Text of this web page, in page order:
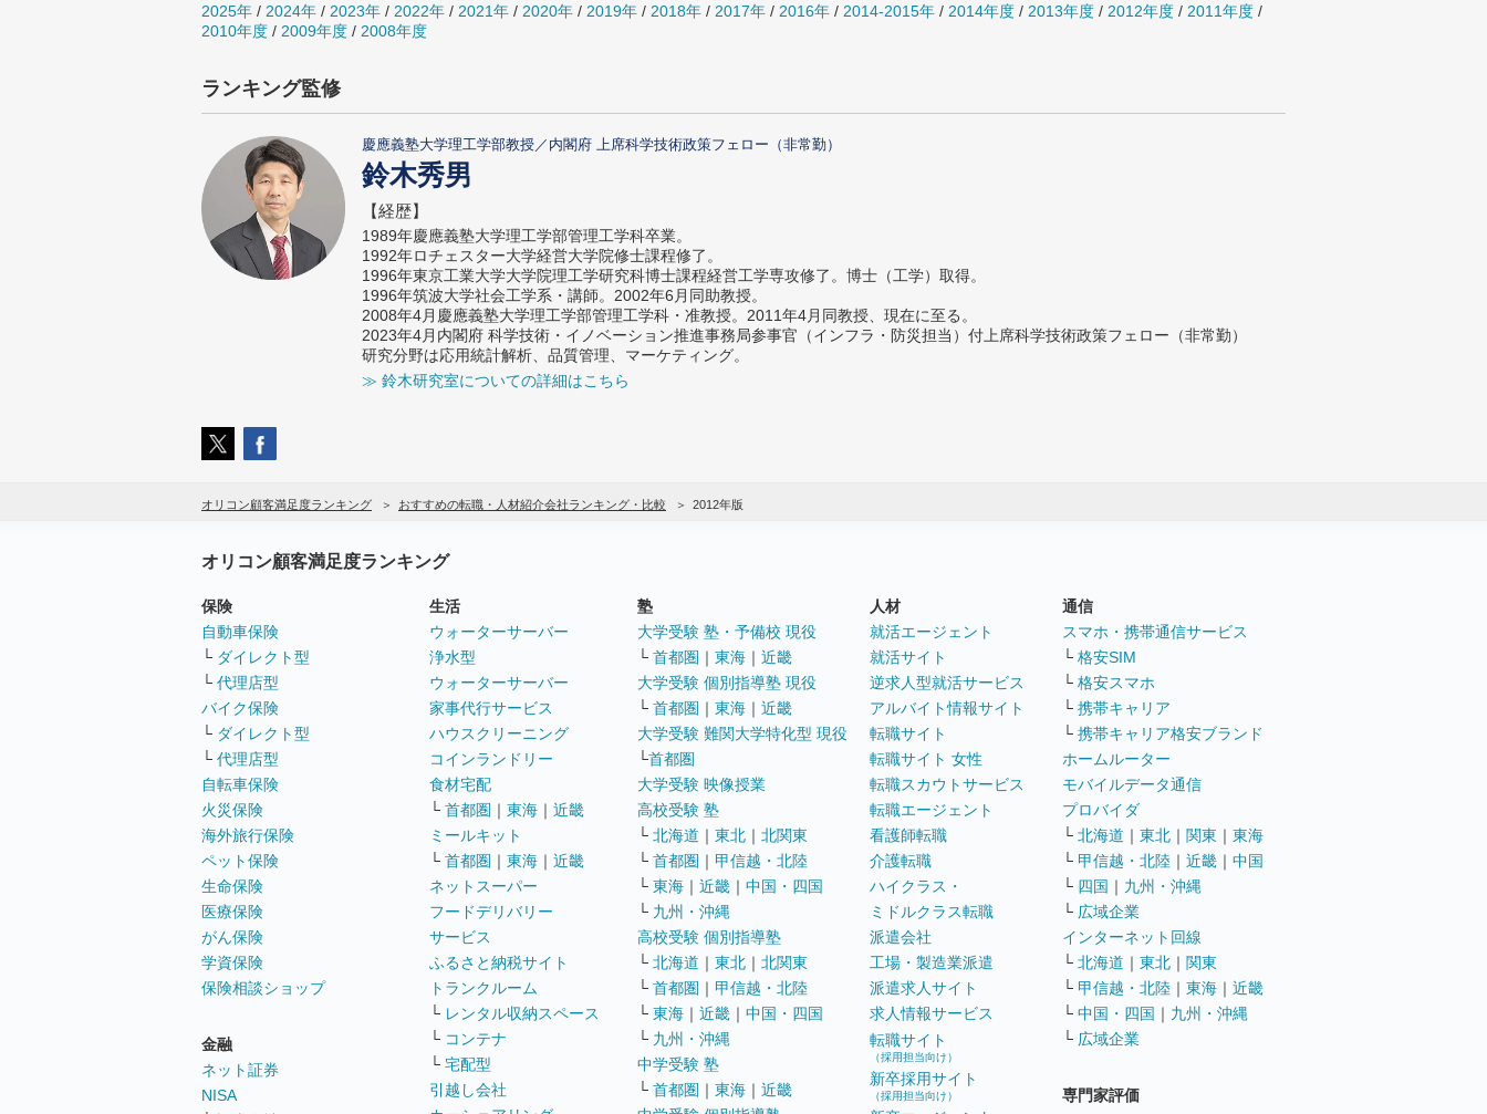
2025年 / 2024年 / 2023年 / 2022年 / 2021年 / 2020年 / 2019年 / 2018年 / 2017年 / 2016年 / 2014-2015年 / 2014年度 / 2013年度 / 2012年度 / 2011年度 /
2010年度 / 2009年度 / 2008年度
ランキング監修
慶應義塾大学理工学部教授／内閣府 上席科学技術政策フェロー（非常勤）
鈴木秀男
【経歴】
1989年慶應義塾大学理工学部管理工学科卒業。
1992年ロチェスター大学経営大学院修士課程修了。
1996年東京工業大学大学院理工学研究科博士課程経営工学専攻修了。博士（工学）取得。
1996年筑波大学社会工学系・講師。2002年6月同助教授。
2008年4月慶應義塾大学理工学部管理工学科・准教授。2011年4月同教授、現在に至る。
2023年4月内閣府 科学技術・イノベーション推進事務局参事官（インフラ・防災担当）付上席科学技術政策フェロー（非常勤）
研究分野は応用統計解析、品質管理、マーケティング。
≫ 鈴木研究室についての詳細はこちら
オリコン顧客満足度ランキング おすすめの転職・人材紹介会社ランキング・比較 2012年版
オリコン顧客満足度ランキング
保険
自動車保険
└ ダイレクト型
└ 代理店型
バイク保険
└ ダイレクト型
└ 代理店型
自転車保険
火災保険
海外旅行保険
ペット保険
生命保険
医療保険
がん保険
学資保険
保険相談ショップ
金融
ネット証券
NISA
生活
ウォーターサーバー
浄水型
ウォーターサーバー
家事代行サービス
ハウスクリーニング
コインランドリー
食材宅配
└ 首都圏 ｜ 東海 ｜ 近畿
ミールキット
└ 首都圏 ｜ 東海 ｜ 近畿
ネットスーパー
フードデリバリー
サービス
ふるさと納税サイト
トランクルーム
└ レンタル収納スペース
└ コンテナ
└ 宅配型
引越し会社
塾
大学受験 塾・予備校 現役
└ 首都圏 ｜ 東海 ｜ 近畿
大学受験 個別指導塾 現役
└ 首都圏 ｜ 東海 ｜ 近畿
大学受験 難関大学特化型 現役
└首都圏
大学受験 映像授業
高校受験 塾
└ 北海道 ｜ 東北 ｜ 北関東
└ 首都圏 ｜ 甲信越・北陸
└ 東海 ｜ 近畿 ｜ 中国・四国
└ 九州・沖縄
高校受験 個別指導塾
└ 北海道 ｜ 東北 ｜ 北関東
└ 首都圏 ｜ 甲信越・北陸
└ 東海 ｜ 近畿 ｜ 中国・四国
└ 九州・沖縄
中学受験 塾
└ 首都圏 ｜ 東海 ｜ 近畿
人材
就活エージェント
就活サイト
逆求人型就活サービス
アルバイト情報サイト
転職サイト
転職サイト 女性
転職スカウトサービス
転職エージェント
看護師転職
介護転職
ハイクラス・
ミドルクラス転職
派遣会社
工場・製造業派遣
派遣求人サイト
求人情報サービス
転職サイト
（採用担当向け）
新卒採用サイト
（採用担当向け）
通信
スマホ・携帯通信サービス
└ 格安SIM
└ 格安スマホ
└ 携帯キャリア
└ 携帯キャリア格安ブランド
ホームルーター
モバイルデータ通信
プロバイダ
└ 北海道 ｜ 東北 ｜ 関東 ｜ 東海
└ 甲信越・北陸 ｜ 近畿 ｜ 中国
└ 四国 ｜ 九州・沖縄
└ 広域企業
インターネット回線
└ 北海道 ｜ 東北 ｜ 関東
└ 甲信越・北陸 ｜ 東海 ｜ 近畿
└ 中国・四国 ｜ 九州・沖縄
└ 広域企業
専門家評価